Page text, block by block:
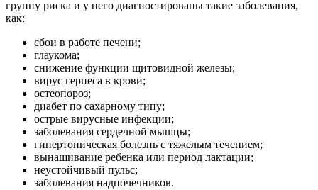
группу риска и у него диагностированы такие заболевания,
как:
сбои в работе печени;
глаукома;
снижение функции щитовидной железы;
вирус герпеса в крови;
остеопороз;
диабет по сахарному типу;
острые вирусные инфекции;
заболевания сердечной мышцы;
гипертоническая болезнь с тяжелым течением;
вынашивание ребенка или период лактации;
неустойчивый пульс;
заболевания надпочечников.